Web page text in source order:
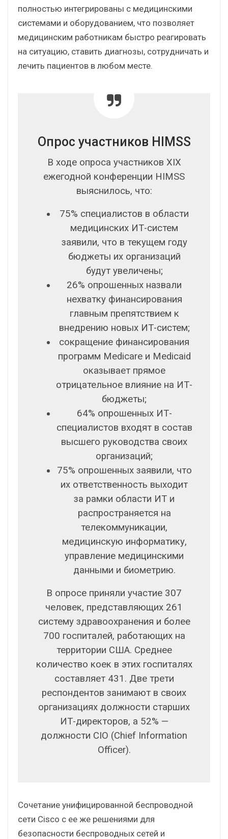
полностью интегрированы с медицинскими
системами и оборудованием, что позволяет
медицинским работникам быстро реагировать
на ситуацию, ставить диагнозы, сотрудничать и
лечить пациентов в любом месте.
Опрос участников HIMSS
В ходе опроса участников XIX
ежегодной конференции HIMSS
выяснилось, что:
75% специалистов в области
медицинских ИТ-систем
заявили, что в текущем году
бюджеты их организаций
будут увеличены;
26% опрошенных назвали
нехватку финансирования
главным препятствием к
внедрению новых ИТ-систем;
сокращение финансирования
программ Medicare и Medicaid
оказывает прямое
отрицательное влияние на ИТ-
бюджеты;
64% опрошенных ИТ-
специалистов входят в состав
высшего руководства своих
организаций;
75% опрошенных заявили, что
их ответственность выходит
за рамки области ИТ и
распространяется на
телекоммуникации,
медицинскую информатику,
управление медицинскими
данными и биометрию.
В опросе приняли участие 307
человек, представляющих 261
систему здравоохранения и более
700 госпиталей, работающих на
территории США. Среднее
количество коек в этих госпиталях
составляет 431. Две трети
респондентов занимают в своих
организациях должности старших
ИТ-директоров, а 52% —
должности CIO (Chief Information
Officer).
Сочетание унифицированной беспроводной
сети Cisco с ее же решениями для
безопасности беспроводных сетей и